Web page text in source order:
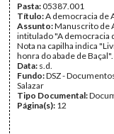
Pasta:05387.001
Título:A democracia de
Assunto:Manuscrito de
intitulado "A democracia
Nota na capilha indica
honra do abade de Baçal".
Data: s.d.
Fundo:DSZ -
Salazar
Tipo Documental:
Página(s): 12